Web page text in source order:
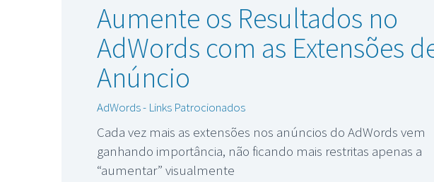
Aumente os Resultados no
AdWords com as Extensões
Anúncio
AdWords - Links Patrocionados
Cada vez mais as extensões nos anúncios do AdWords vem
ganhando importância, não ficando mais restritas apenas a
“aumentar” visualmente